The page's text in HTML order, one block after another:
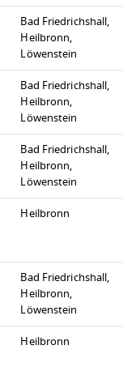
Bad Friedrichshall,
Heilbronn,
Löwenstein
Bad Friedrichshall,
Heilbronn,
Löwenstein
Bad Friedrichshall,
Heilbronn,
Löwenstein
Heilbronn
Bad Friedrichshall,
Heilbronn,
Löwenstein
Heilbronn